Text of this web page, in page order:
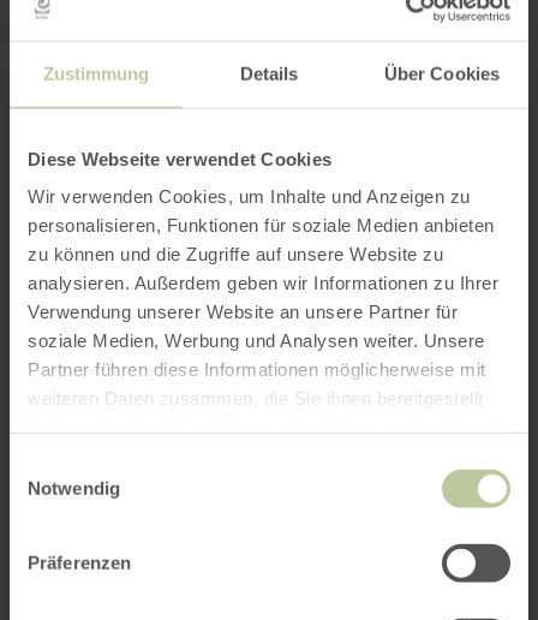
Zustimmung Details Über Cookies
Diese Webseite verwendet Cookies
Wir verwenden Cookies, um Inhalte und Anzeigen zu
personalisieren, Funktionen für soziale Medien anbieten
zu können und die Zugriffe auf unsere Website zu
analysieren. Außerdem geben wir Informationen zu Ihrer
Verwendung unserer Website an unsere Partner für
soziale Medien, Werbung und Analysen weiter. Unsere
Partner führen diese Informationen möglicherweise mit
weiteren Daten zusammen, die Sie ihnen bereitgestellt
Notwendig
Präferenzen
PLAN YOUR JOURNEY
per Google Maps
Get directions from: